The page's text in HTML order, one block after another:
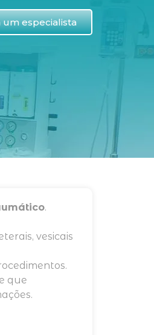
um especialista
.
vesicais
que